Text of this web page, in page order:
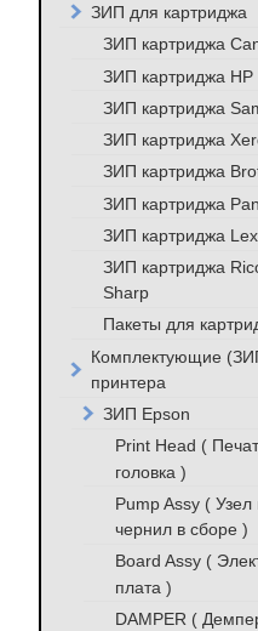
ЗИП для картриджа
ЗИП картриджа
ЗИП картриджа HP
ЗИП картриджа
ЗИП картриджа
ЗИП картриджа
ЗИП картриджа
ЗИП картриджа
ЗИП картриджа
Sharp
Пакеты для
Комплектующие
принтера
ЗИП Epson
Print Head (
головка )
Pump Assy ( Узел
чернил в сборе )
Board Assy (
плата )
DAMPER (